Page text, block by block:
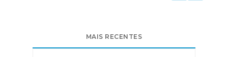
MAIS RECENTES